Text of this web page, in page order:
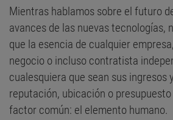
Mientras hablamos sobre el futuro
avances de las nuevas tecnologías,
que la esencia de cualquier
negocio o incluso contratista
cualesquiera que sean sus ingresos
reputación, ubicación o
factor común: el elemento humano.